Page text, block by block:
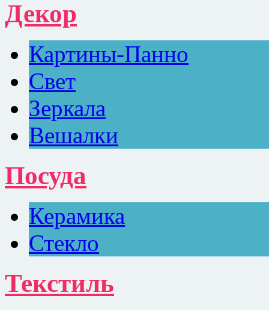
Декор
Картины-Панно
Свет
Зеркала
Вешалки
Посуда
Керамика
Стекло
Текстиль